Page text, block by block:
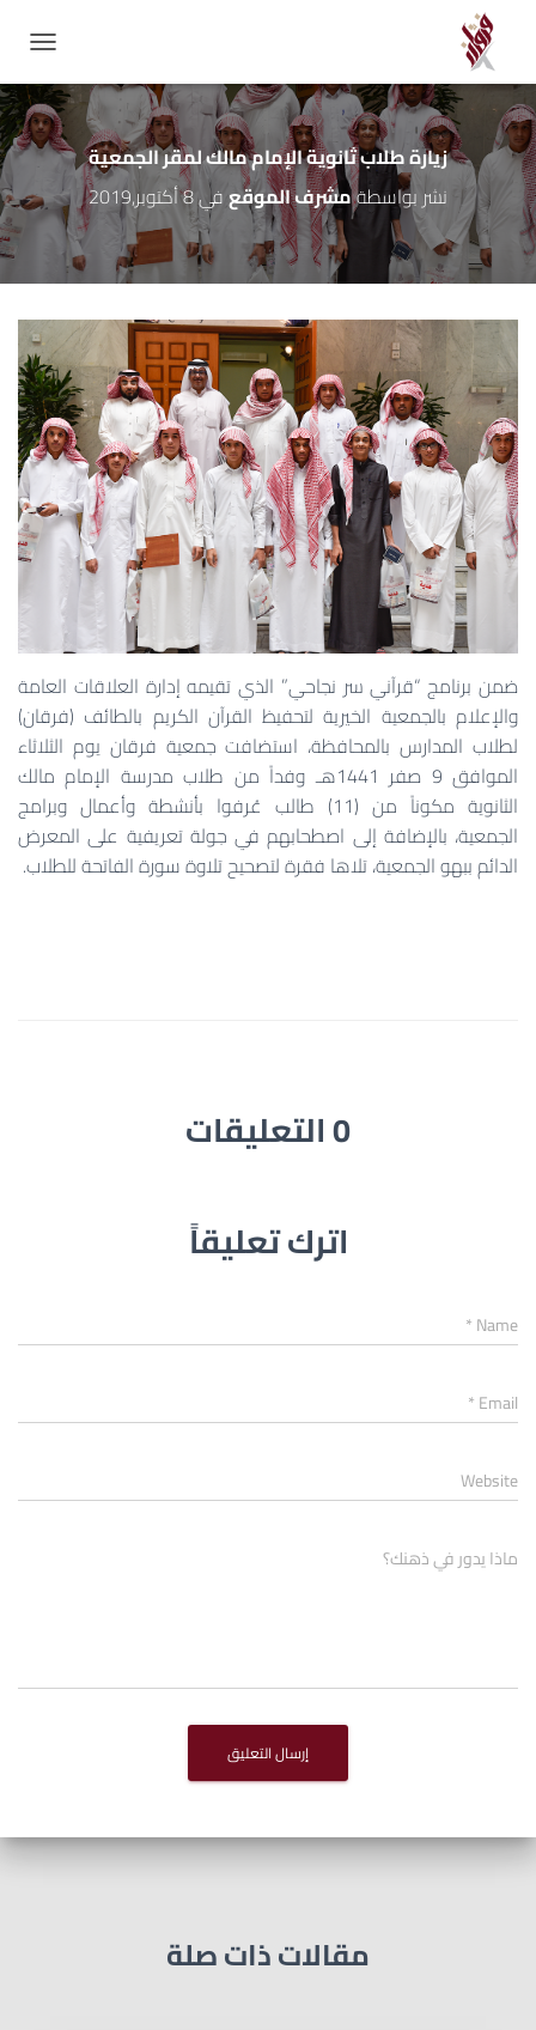
زيارة طلاب ثانوية الإمام مالك لمقر الجمعية
نشر بواسطةمشرف الموقعفي8 أكتوبر,2019
ضمن برنامج “قرآني سر نجاحي” الذي تقيمه إدارة العلاقات العامة
والإعلام بالجمعية الخيرية لتحفيظ القرآن الكريم بالطائف (فرقان)
لطلاب المدارس بالمحافظة، استضافت جمعية فرقان يوم الثلاثاء
الموافق 9 صفر 1441هـ وفداً من طلاب مدرسة الإمام مالك
الثانوية مكوناً من (11) طالب عُرفوا بأنشطة وأعمال وبرامج
الجمعية، بالإضافة إلى اصطحابهم في جولة تعريفية على المعرض
الدائم ببهو الجمعية، تلاها فقرة لتصحيح تلاوة سورة الفاتحة للطلاب.
0 التعليقات
اترك تعليقاً
Name
*
Email
*
Website
ماذا يدور في ذهنك؟
مقالات ذات صلة